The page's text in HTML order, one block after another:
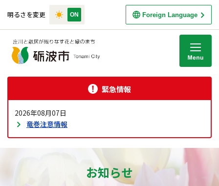
明るさを変更 Foreign Language
緊急情報
2026年08月07日
竜巻注意情報
お知らせ